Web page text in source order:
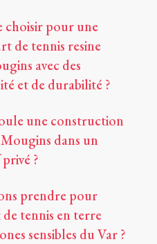
choisir pour une
de tennis resine
avec des
et de durabilité ?
une construction
dans un
?
prendre pour
tennis en terre
sensibles du Var ?